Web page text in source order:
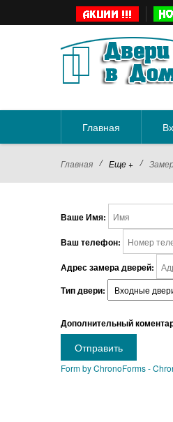
Главная
Главная / Еще + /
Ваше Имя:
Ваш телефон:
Адрес замера дверей:
Тип двери:
Дополнительный
Отправить
Form by ChronoForms -